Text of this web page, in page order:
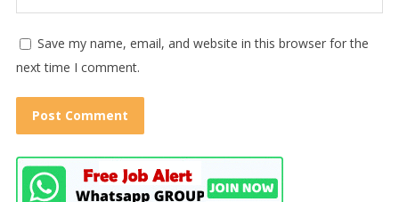
Save my name, email, and website in this browser for the
next time I comment.